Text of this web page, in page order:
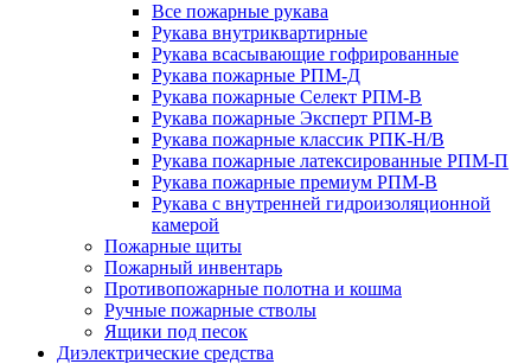
Все пожарные рукава
Рукава внутриквартирные
Рукава всасывающие гофрированные
Рукава пожарные РПМ-Д
Рукава пожарные Селект РПМ-В
Рукава пожарные Эксперт РПМ-В
Рукава пожарные классик РПК-Н/В
Рукава пожарные латексированные РПМ-П
Рукава пожарные премиум РПМ-В
Рукава с внутренней гидроизоляционной
камерой
Пожарные щиты
Пожарный инвентарь
Противопожарные полотна и кошма
Ручные пожарные стволы
Ящики под песок
Диэлектрические средства